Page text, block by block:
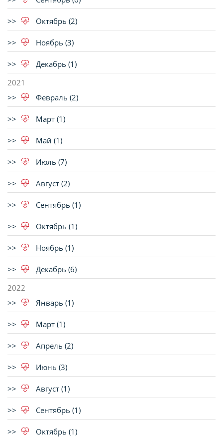
Октябрь (2)
Ноябрь (3)
Декабрь (1)
2021
Февраль (2)
Март (1)
Май (1)
Июль (7)
Август (2)
Сентябрь (1)
Октябрь (1)
Ноябрь (1)
Декабрь (6)
2022
Январь (1)
Март (1)
Апрель (2)
Июнь (3)
Август (1)
Сентябрь (1)
Октябрь (1)